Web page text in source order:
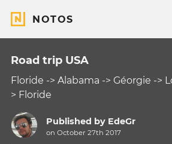
NOTOS
Road trip USA
Floride -> Alabama -> Géorgie ->
> Floride
Published by EdeGr
on October 27th 2017